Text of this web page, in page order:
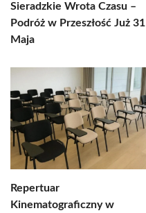
Sieradzkie Wrota Czasu –
Podróż w Przeszłość Już 31
Maja
Repertuar
Kinematograficzny w